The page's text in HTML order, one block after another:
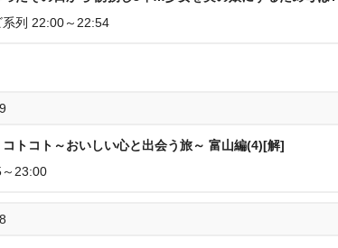
系列 22:00～22:54
コトコト～おいしい心と出会う旅～ 富山編(4)[解]
23:00